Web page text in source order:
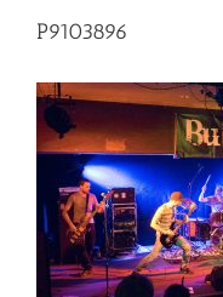
P9103896